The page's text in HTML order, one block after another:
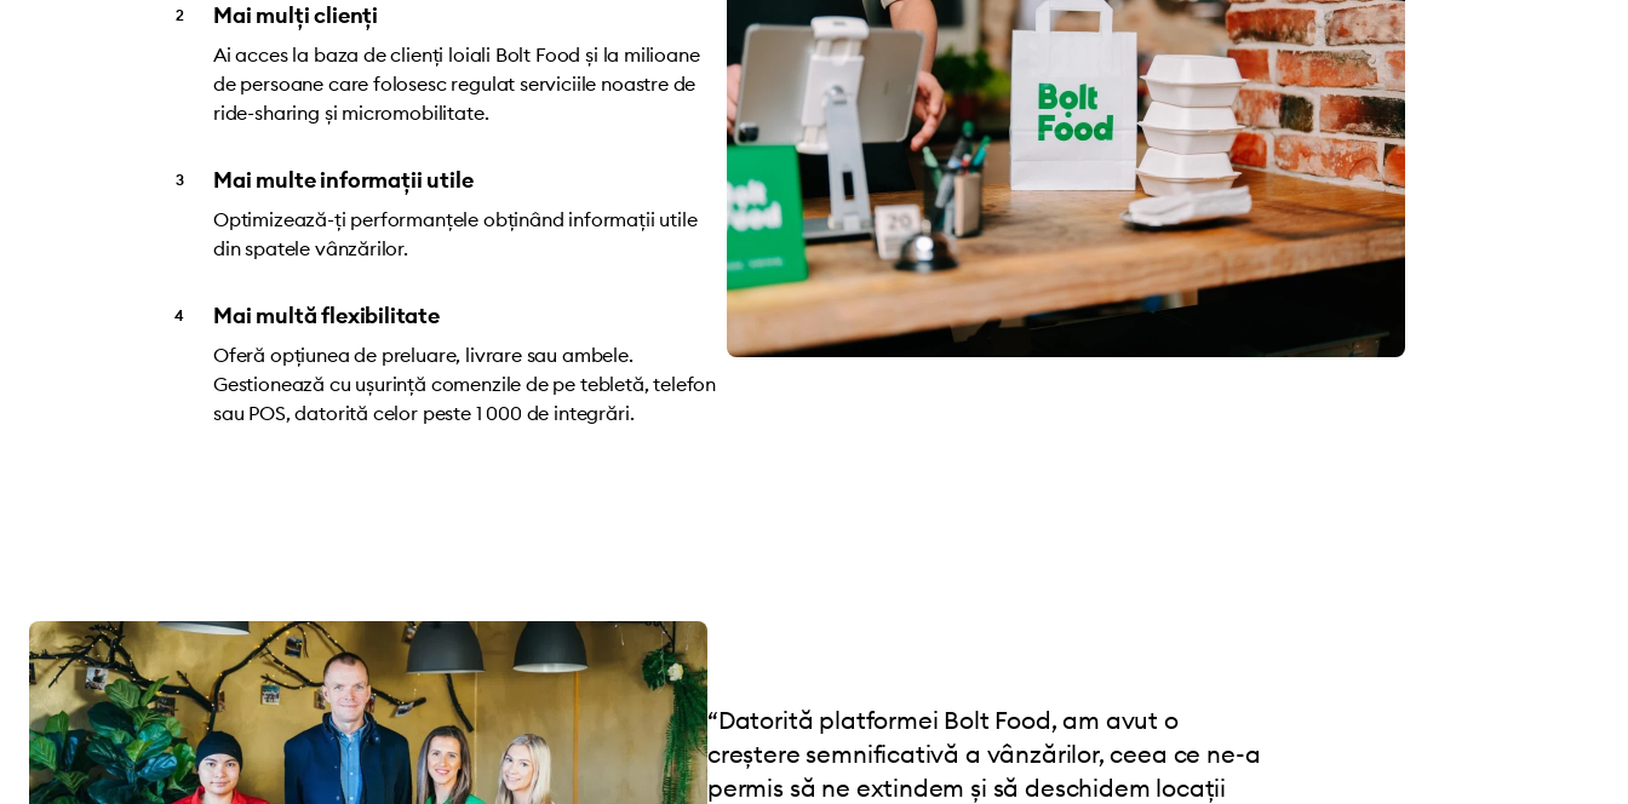
Mai mulți clienți
Ai acces la baza de clienți loiali Bolt Food și la milioane
de persoane care folosesc regulat serviciile noastre de
ride-sharing și micromobilitate.
Mai multe informații utile
Optimizează-ți performanțele obținând informații utile
din spatele vânzărilor.
Mai multă flexibilitate
Oferă opțiunea de preluare, livrare sau ambele.
Gestionează cu ușurință comenzile de pe tebletă, telefon
sau POS, datorită celor peste 1 000 de integrări.
“Datorită platformei Bolt Food, am avut o
creștere semnificativă a vânzărilor, ceea ce ne-a
permis să ne extindem și să deschidem locații